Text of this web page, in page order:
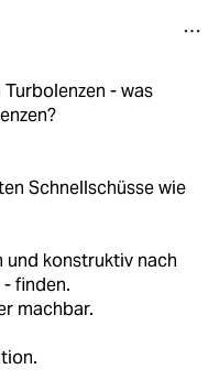
- was
Schnellschüsse wie
und konstruktiv nach
finden.
machbar.